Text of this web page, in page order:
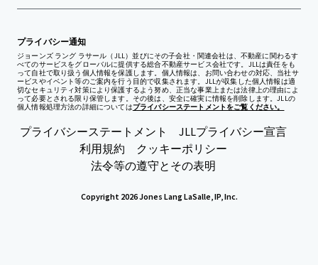
プライバシー通知
ジョーンズ ラング ラサール（JLL）並びにその子会社・関連会社は、不動産に関わるす
べてのサービスをグローバルに提供する総合不動産サービス会社です。JLLは責任をも
って自社で取り扱う個人情報を保護します。個人情報は、お問い合わせの対応、当社サ
ービスやイベント等のご案内を行う目的で収集されます。JLLが収集した個人情報は適
切なセキュリティ対策により保護するよう努め、正当な事業上または法律上の理由によ
って必要とされる限り保管します。その後は、安全に確実に情報を削除します。JLLの
個人情報処理方法の詳細についてはプライバシーステートメントをご覧ください。
プライバシーステートメント
JLLプライバシー宣言
利用規約
クッキーポリシー
法令等の遵守とその表明
Copyright 2026 Jones Lang LaSalle, IP, Inc.